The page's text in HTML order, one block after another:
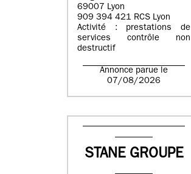
69007 Lyon
909 394 421 RCS Lyon
Activité : prestations de
services contrôle non
destructif
Annonce parue le
07/08/2026
STANE GROUPE